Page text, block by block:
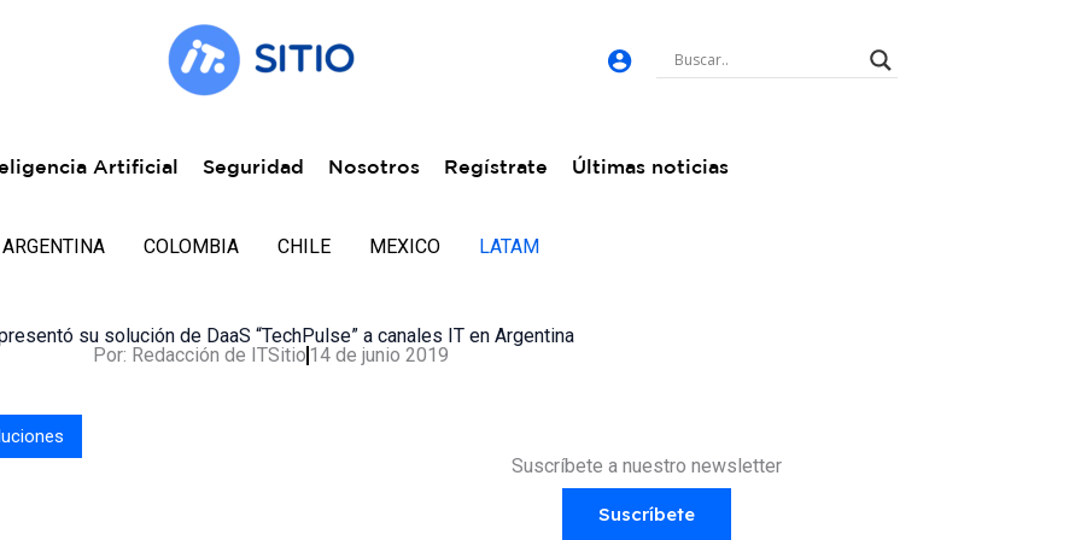
Artificial Seguridad Nosotros Regístrate Últimas noticias
ARGENTINA COLOMBIA CHILE MEXICO LATAM
su solución de DaaS “TechPulse” a canales IT en Argentina
Por: Redacción de ITSitio 14 de junio 2019
Suscríbete a nuestro newsletter
Suscríbete